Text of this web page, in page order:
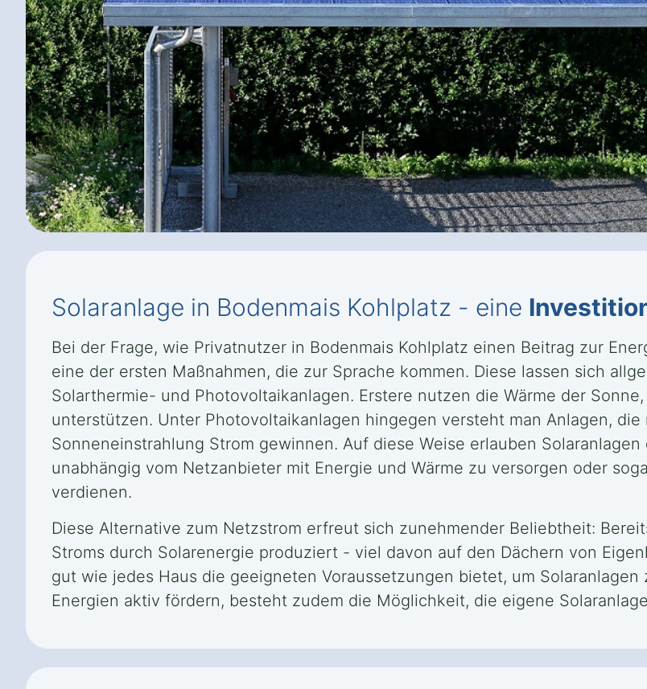
Solaranlage in Bodenmais Kohlplatz - eine
Bei der Frage, wie Privatnutzer in Bodenmais Kohlplatz einen Beitrag zur
eine der ersten Maßnahmen, die zur Sprache kommen. Diese lassen sich
Solarthermie- und Photovoltaikanlagen. Erstere nutzen die Wärme der
unterstützen. Unter Photovoltaikanlagen hingegen versteht man Anlagen,
Sonneneinstrahlung Strom gewinnen. Auf diese Weise erlauben
unabhängig vom Netzanbieter mit Energie und Wärme zu versorgen oder
verdienen.
Diese Alternative zum Netzstrom erfreut sich zunehmender Beliebtheit:
Stroms durch Solarenergie produziert - viel davon auf den Dächern von
gut wie jedes Haus die geeigneten Voraussetzungen bietet, um
Energien aktiv fördern, besteht zudem die Möglichkeit, die eigene